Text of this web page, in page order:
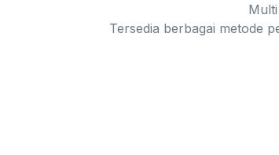
Tersedia berbagai metode